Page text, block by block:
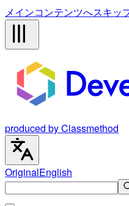
メインコンテンツへスキッ
produced by Classmethod
OriginalEnglish